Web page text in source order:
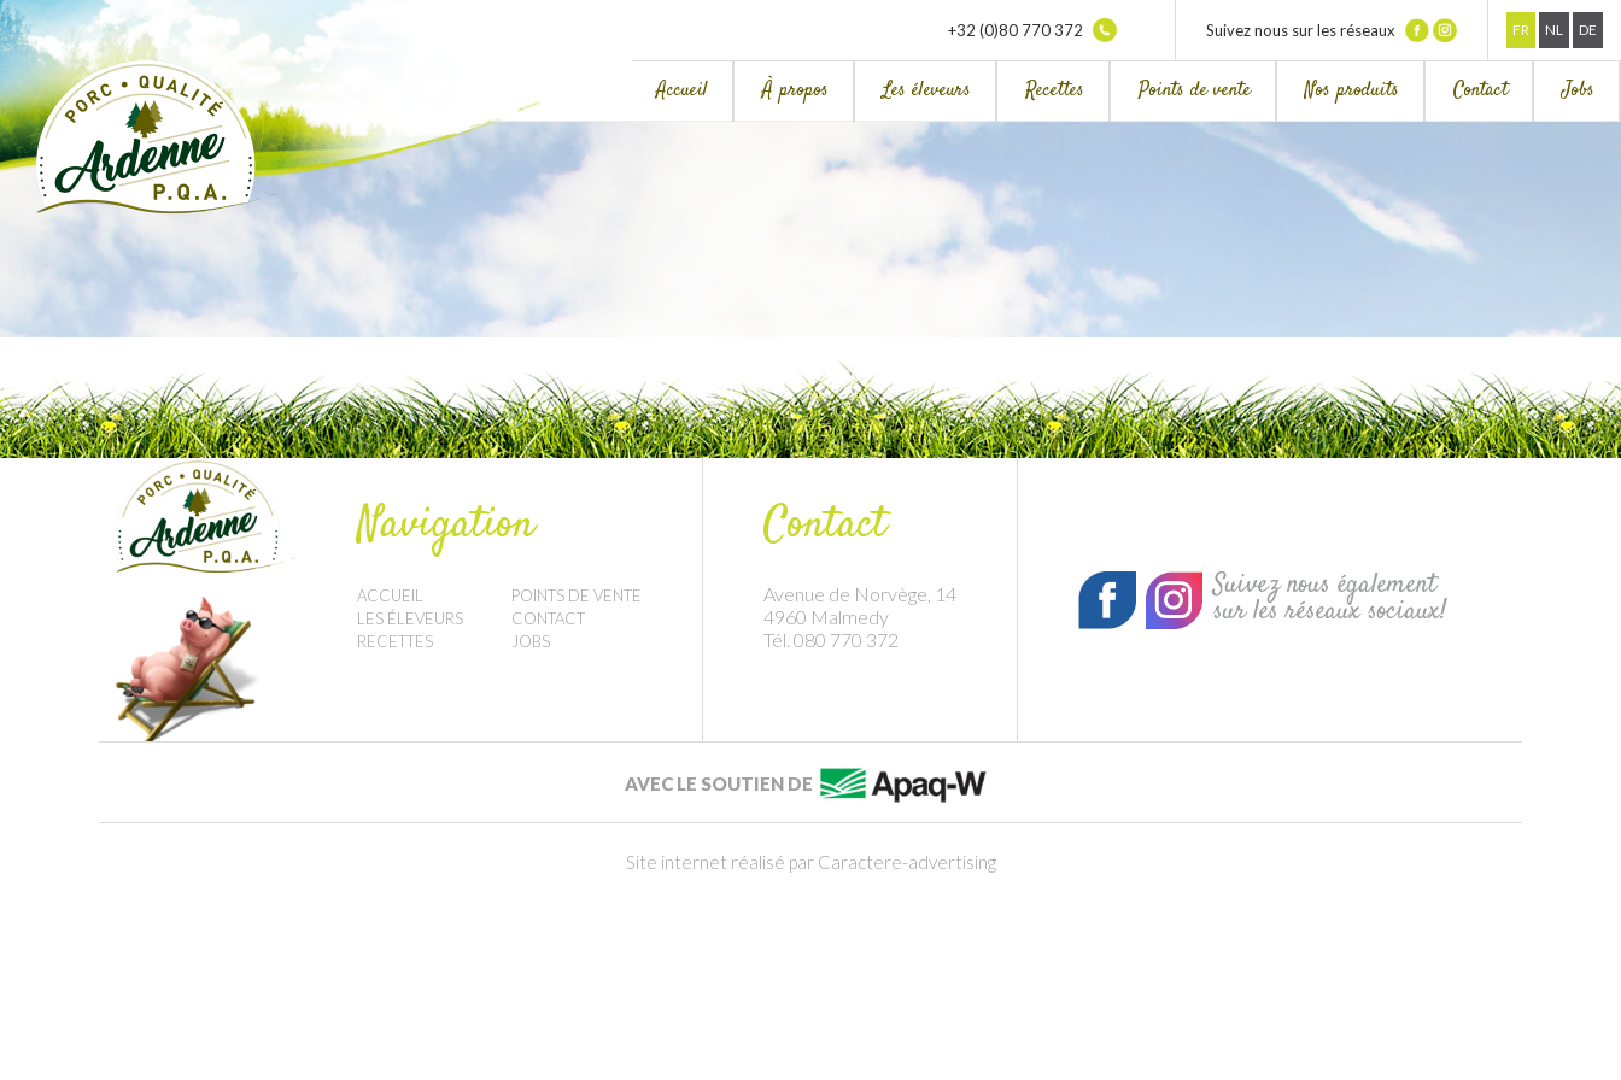
+32 (0)80 770 372 Suivez nous sur les réseaux FR NL DE
Accueil À propos Les éleveurs Recettes Points de vente Nos produits Contact Jobs
Navigation
ACCUEIL
LES ÉLEVEURS
RECETTES
POINTS DE VENTE
CONTACT
JOBS
Contact
Avenue de Norvège, 14
4960 Malmedy
Tél. 080 770 372
Suivez nous également
sur les réseaux sociaux!
AVEC LE SOUTIEN DE
Site internet réalisé par Caractere-advertising